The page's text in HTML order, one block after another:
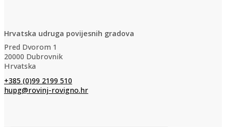
Hrvatska udruga povijesnih gradova
Pred Dvorom 1
20000 Dubrovnik
Hrvatska
+385 (0)99 2199 510
hupg@rovinj-rovigno.hr